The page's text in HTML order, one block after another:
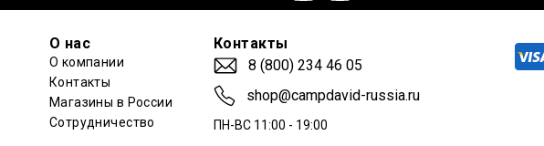
О нас
О компании
Контакты
Магазины в России
Сотрудничество
Контакты
8 (800) 234 46 05
shop@campdavid-russia.ru
ПН-ВС 11:00 - 19:00